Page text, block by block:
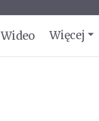
Wideo Więcej